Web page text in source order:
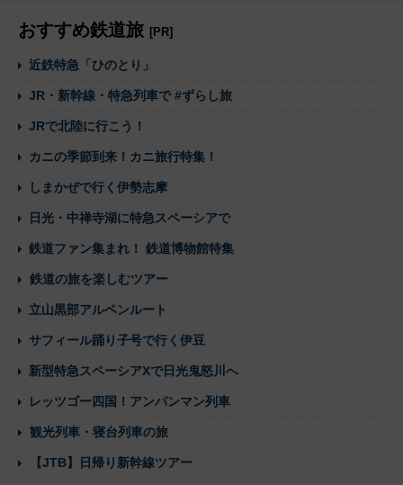
おすすめ鉄道旅 [PR]
近鉄特急「ひのとり」
JR・新幹線・特急列車で #ずらし旅
JRで北陸に行こう！
カニの季節到来！カニ旅行特集！
しまかぜで行く伊勢志摩
日光・中禅寺湖に特急スペーシアで
鉄道ファン集まれ！ 鉄道博物館特集
鉄道の旅を楽しむツアー
立山黒部アルペンルート
サフィール踊り子号で行く伊豆
新型特急スペーシアXで日光鬼怒川へ
レッツゴー四国！アンパンマン列車
観光列車・寝台列車の旅
【JTB】日帰り新幹線ツアー